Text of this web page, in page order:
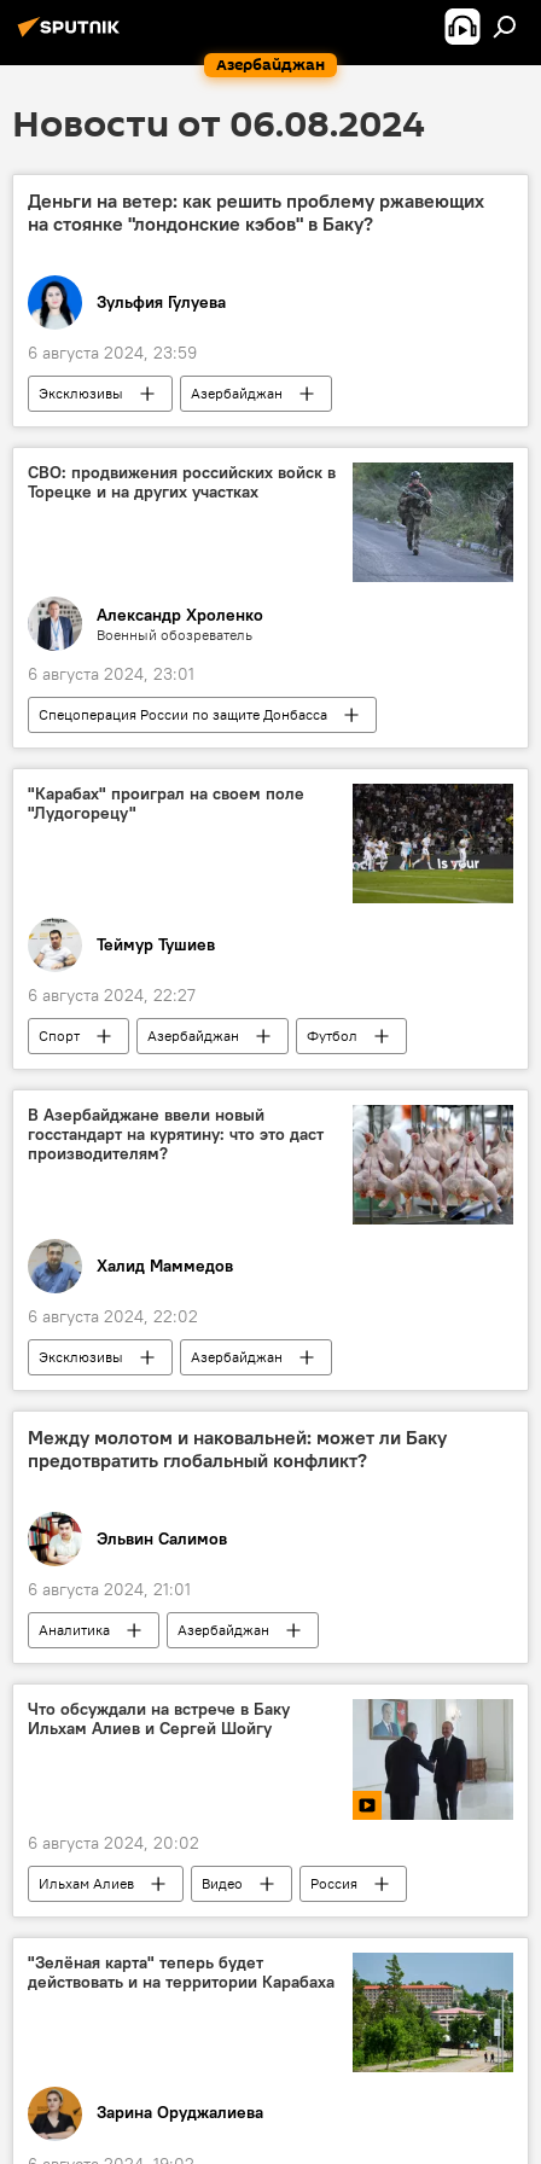
Азербайджан
Новости от 06.08.2024
Деньги на ветер: как решить проблему ржавеющих
на стоянке "лондонские кэбов" в Баку?
Зульфия Гулуева
6 августа 2024, 23:59
Эксклюзивы
Азербайджан
Общество
Такси
Лондонские такси
Стоянка
автомобиль
такси
Азербайджанское агентство наземного транспорта
СВО: продвижения российских войск в
Торецке и на других участках
Александр Хроленко
Военный обозреватель
6 августа 2024, 23:01
Спецоперация России по защите Донбасса
Россия
Украина
Спецоперация
СВО
США НАТО
Запад
прорыв
Потери
"Карабах" проиграл на своем поле
"Лудогорецу"
Теймур Тушиев
6 августа 2024, 22:27
Спорт Азербайджан
Футбол
ФК "Карабах"
Лига чемпионов
Поражение
Республиканский стадион им. Тофика Бахрамова
В Азербайджане ввели новый
госстандарт на курятину: что это даст
производителям?
Халид Маммедов
6 августа 2024, 22:02
Эксклюзивы
Азербайджан
Экономика
Сельское хозяйство
Сельскохозяйственная продукция
Поддержка животноводства
Курятина
Европа
Между молотом и наковальней: может ли Баку
предотвратить глобальный конфликт?
Эльвин Салимов
6 августа 2024, 21:01
Аналитика
Азербайджан
Ближний Восток
Иран
Израиль
Турция
Конфликт
Эскалация
ХАМАС
Убийство
Ливан
сектор Газа
Что обсуждали на встрече в Баку
Ильхам Алиев и Сергей Шойгу
6 августа 2024, 20:02
Ильхам Алиев Видео
Россия
Азербайджан
Армения
Урегулирование
формат "3+3"
Сергей Шойгу
Баку Встреча
"Зелёная карта" теперь будет
действовать и на территории Карабаха
Зарина Оруджалиева